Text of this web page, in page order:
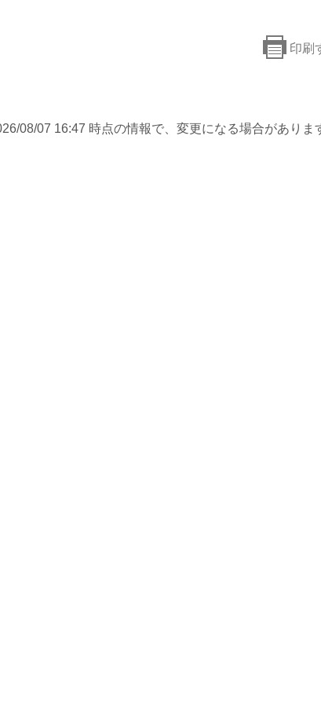
印刷
08/07 16:47 時点の情報で、変更になる場合がありま